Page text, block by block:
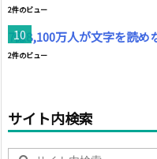
2件のビュー
7億8,100万人が文字を読
2件のビュー
サイト内検索